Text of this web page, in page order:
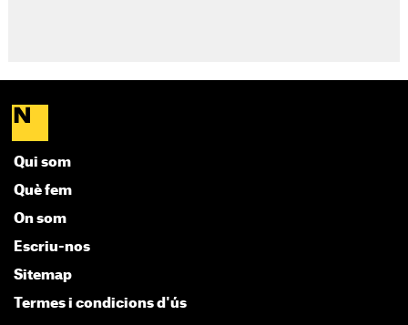
Qui som
Què fem
On som
Escriu-nos
Sitemap
Termes i condicions d'ús